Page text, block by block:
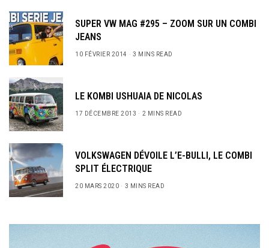
SUPER VW MAG #295 – ZOOM SUR UN COMBI
JEANS
10 FÉVRIER 2014 3 MINS READ
LE KOMBI USHUAIA DE NICOLAS
17 DÉCEMBRE 2013 2 MINS READ
VOLKSWAGEN DÉVOILE L’E-BULLI, LE COMBI
SPLIT ÉLECTRIQUE
20 MARS 2020 3 MINS READ